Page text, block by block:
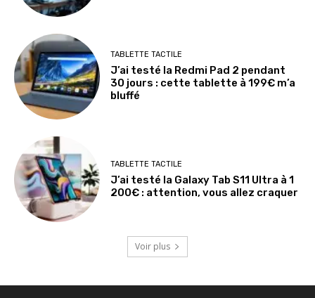
TABLETTE TACTILE
J’ai testé la Redmi Pad 2 pendant
30 jours : cette tablette à 199€ m’a
bluffé
TABLETTE TACTILE
J’ai testé la Galaxy Tab S11 Ultra à 1
200€ : attention, vous allez craquer
Voir plus